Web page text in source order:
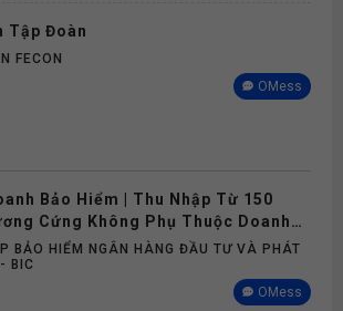
Tập Đoàn
FECON
OMess
Bảo Hiểm | Thu Nhập Từ 150
Cứng Không Phụ Thuộc Doanh
BẢO HIỂM NGÂN HÀNG ĐẦU TƯ VÀ PHÁT
BIC
OMess